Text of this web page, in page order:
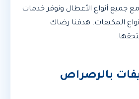
جميع أنواع الأعطال ونوفر خدمات
المكيفات. هدفنا رضاك
بالرصراص